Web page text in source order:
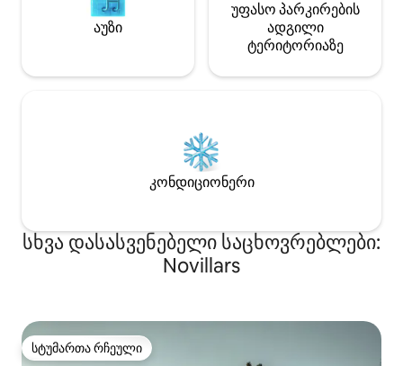
აუზი
უფასო პარკირების
ადგილი
ტერიტორიაზე
კონდიციონერი
სხვა დასასვენებელი საცხოვრებლები:
Novillars
სტუმართა რჩეული
სტუმართა რჩეული